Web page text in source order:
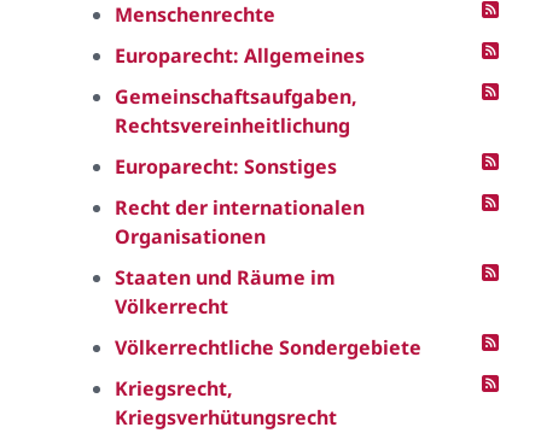
Menschenrechte
Europarecht: Allgemeines
Gemeinschaftsaufgaben,
Rechtsvereinheitlichung
Europarecht: Sonstiges
Recht der internationalen
Organisationen
Staaten und Räume im
Völkerrecht
Völkerrechtliche Sondergebiete
Kriegsrecht,
Kriegsverhütungsrecht